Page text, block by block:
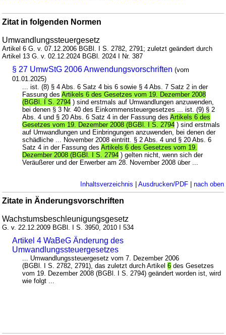
Zitat in folgenden Normen
Umwandlungssteuergesetz
Artikel 6 G. v. 07.12.2006 BGBl. I S. 2782, 2791; zuletzt geändert durch
Artikel 13 G. v. 02.12.2024 BGBl. 2024 I Nr. 387
§ 27 UmwStG 2006 Anwendungsvorschriften (vom
01.01.2025)
... ist. (8) § 4 Abs. 6 Satz 4 bis 6 sowie § 4 Abs. 7 Satz 2 in der
Fassung desArtikels 6 des Gesetzes vom 19. Dezember 2008
(BGBl. I S. 2794 ) sind erstmals auf Umwandlungen anzuwenden,
bei denen § 3 Nr. 40 des Einkommensteuergesetzes ... ist. (9) § 2
Abs. 4 und § 20 Abs. 6 Satz 4 in der Fassung desArtikels 6 des
Gesetzes vom 19. Dezember 2008 (BGBl. I S. 2794 ) sind erstmals
auf Umwandlungen und Einbringungen anzuwenden, bei denen der
schädliche ... November 2008 eintritt. § 2 Abs. 4 und § 20 Abs. 6
Satz 4 in der Fassung desArtikels 6 des Gesetzes vom 19.
Dezember 2008 (BGBl. I S. 2794 ) gelten nicht, wenn sich der
Veräußerer und der Erwerber am 28. November 2008 über ...
Inhaltsverzeichnis | Ausdrucken/PDF| nach oben
Zitate in Änderungsvorschriften
Wachstumsbeschleunigungsgesetz
G. v. 22.12.2009 BGBl. I S. 3950, 2010 I 534
Artikel 4 WaBeG Änderung des
Umwandlungssteuergesetzes
... Umwandlungssteuergesetz vom 7. Dezember 2006
(BGBl. I S. 2782, 2791), das zuletzt durch Artikel6 des Gesetzes
vom 19. Dezember 2008 (BGBl. I S. 2794) geändert worden ist, wird
wie folgt ...